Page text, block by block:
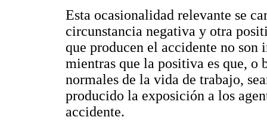
Esta ocasionalidad relevante se
circunstancia negativa y otra
que producen el accidente no
mientras que la positiva es que, o
normales de la vida de trabajo,
producido la exposición a los
accidente.